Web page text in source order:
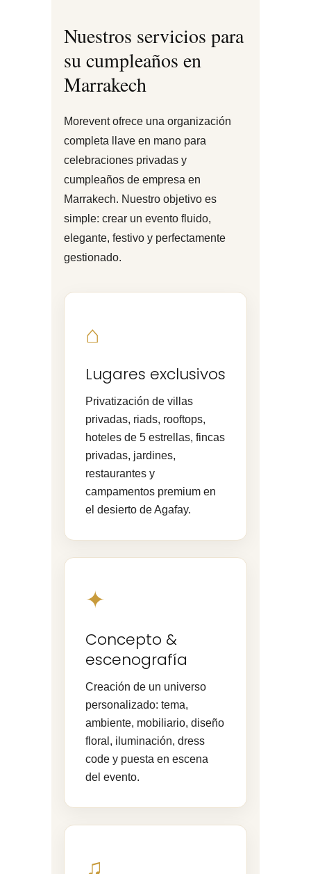
Nuestros servicios para
su cumpleaños en
Marrakech
Morevent ofrece una organización
completa llave en mano para
celebraciones privadas y
cumpleaños de empresa en
Marrakech. Nuestro objetivo es
simple: crear un evento fluido,
elegante, festivo y perfectamente
gestionado.
⌂
Lugares exclusivos
Privatización de villas
privadas, riads, rooftops,
hoteles de 5 estrellas, fincas
privadas, jardines,
restaurantes y
campamentos premium en
el desierto de Agafay.
✦
Concepto &
escenografía
Creación de un universo
personalizado: tema,
ambiente, mobiliario, diseño
floral, iluminación, dress
code y puesta en escena
del evento.
♫